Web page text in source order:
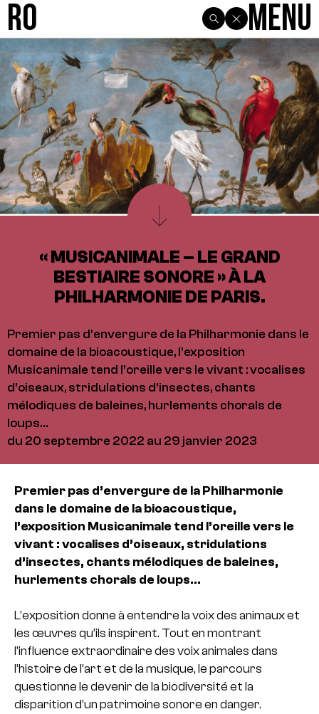
R0 Menu
« MUSICANIMALE – LE GRAND
BESTIAIRE SONORE » À LA
PHILHARMONIE DE PARIS.
Premier pas d’envergure de la Philharmonie dans le
domaine de la bioacoustique, l’exposition
Musicanimale tend l’oreille vers le vivant : vocalises
d’oiseaux, stridulations d’insectes, chants
mélodiques de baleines, hurlements chorals de
loups…
du 20 septembre 2022 au 29 janvier 2023
Premier pas d’envergure de la Philharmonie
dans le domaine de la bioacoustique,
l’exposition Musicanimale tend l’oreille vers le
vivant : vocalises d’oiseaux, stridulations
d’insectes, chants mélodiques de baleines,
hurlements chorals de loups…
L’exposition donne à entendre la voix des animaux et
les œuvres qu’ils inspirent. Tout en montrant
l’influence extraordinaire des voix animales dans
l’histoire de l’art et de la musique, le parcours
questionne le devenir de la biodiversité et la
disparition d’un patrimoine sonore en danger.